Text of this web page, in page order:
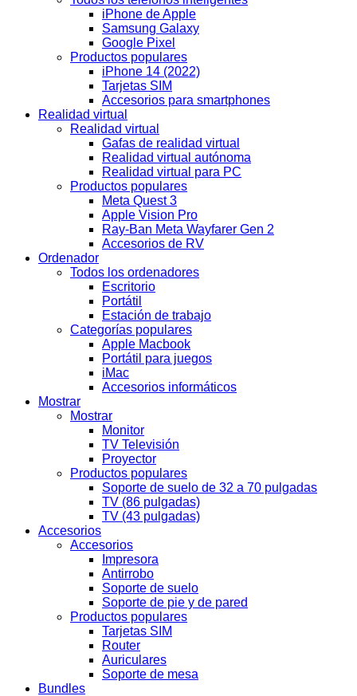
iPhone de Apple
Samsung Galaxy
Google Pixel
Productos populares
iPhone 14 (2022)
Tarjetas SIM
Accesorios para smartphones
Realidad virtual
Realidad virtual
Gafas de realidad virtual
Realidad virtual autónoma
Realidad virtual para PC
Productos populares
Meta Quest 3
Apple Vision Pro
Ray-Ban Meta Wayfarer Gen 2
Accesorios de RV
Ordenador
Todos los ordenadores
Escritorio
Portátil
Estación de trabajo
Categorías populares
Apple Macbook
Portátil para juegos
iMac
Accesorios informáticos
Mostrar
Mostrar
Monitor
TV Televisión
Proyector
Productos populares
Soporte de suelo de 32 a 70 pulgadas
TV (86 pulgadas)
TV (43 pulgadas)
Accesorios
Accesorios
Impresora
Antirrobo
Soporte de suelo
Soporte de pie y de pared
Productos populares
Tarjetas SIM
Router
Auriculares
Soporte de mesa
Bundles